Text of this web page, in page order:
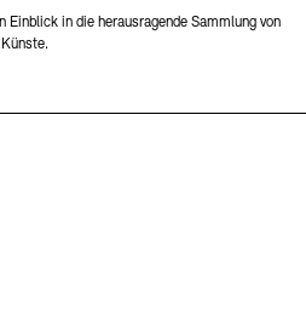
Einblick in die herausragende Sammlung von